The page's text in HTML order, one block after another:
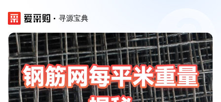
寻源宝典